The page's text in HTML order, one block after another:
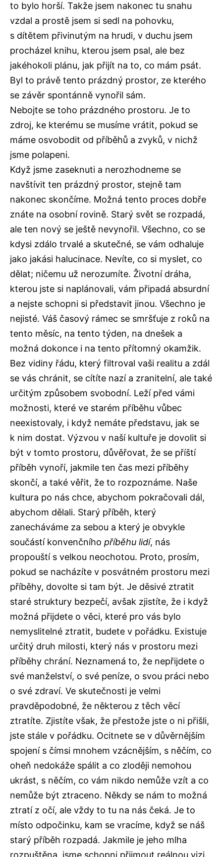
to bylo horší. Takže jsem nakonec tu snahu
vzdal a prostě jsem si sedl na pohovku,
s dítětem přivinutým na hrudi, v duchu jsem
procházel knihu, kterou jsem psal, ale bez
jakéhokoli plánu, jak přijít na to, co mám psát.
Byl to právě tento prázdný prostor, ze kterého
se závěr spontánně vynořil sám.
Nebojte se toho prázdného prostoru. Je to
zdroj, ke kterému se musíme vrátit, pokud se
máme osvobodit od příběhů a zvyků, v nichž
jsme polapeni.
Když jsme zaseknuti a nerozhodneme se
navštívit ten prázdný prostor, stejně tam
nakonec skončíme. Možná tento proces dobře
znáte na osobní rovině. Starý svět se rozpadá,
ale ten nový se ještě nevynořil. Všechno, co se
kdysi zdálo trvalé a skutečné, se vám odhaluje
jako jakási halucinace. Nevíte, co si myslet, co
dělat; ničemu už nerozumíte. Životní dráha,
kterou jste si naplánovali, vám připadá absurdní
a nejste schopni si představit jinou. Všechno je
nejisté. Váš časový rámec se smršťuje z roků na
tento měsíc, na tento týden, na dnešek a
možná dokonce i na tento přítomný okamžik.
Bez vidiny řádu, který filtroval vaši realitu a zdál
se vás chránit, se cítíte nazí a zranitelní, ale také
určitým způsobem svobodní. Leží před vámi
možnosti, které ve starém příběhu vůbec
neexistovaly, i když nemáte představu, jak se
k nim dostat. Výzvou v naší kultuře je dovolit si
být v tomto prostoru, důvěřovat, že se příští
příběh vynoří, jakmile ten čas mezi příběhy
skončí, a také věřit, že to rozpoznáme. Naše
kultura po nás chce, abychom pokračovali dál,
abychom dělali. Starý příběh, který
zanecháváme za sebou a který je obvykle
součástí konvenčního příběhu lidí, nás
propouští s velkou neochotou. Proto, prosím,
pokud se nacházíte v posvátném prostoru mezi
příběhy, dovolte si tam být. Je děsivé ztratit
staré struktury bezpečí, avšak zjistíte, že i když
možná přijdete o věci, které pro vás bylo
nemyslitelné ztratit, budete v pořádku. Existuje
určitý druh milosti, který nás v prostoru mezi
příběhy chrání. Neznamená to, že nepřijdete o
své manželství, o své peníze, o svou práci nebo
o své zdraví. Ve skutečnosti je velmi
pravděpodobné, že některou z těch věcí
ztratíte. Zjistíte však, že přestože jste o ni přišli,
jste stále v pořádku. Ocitnete se v důvěrnějším
spojení s čímsi mnohem vzácnějším, s něčím, co
oheň nedokáže spálit a co zloději nemohou
ukrást, s něčím, co vám nikdo nemůže vzít a co
nemůže být ztraceno. Někdy se nám to možná
ztratí z očí, ale vždy to tu na nás čeká. Je to
místo odpočinku, kam se vracíme, když se náš
starý příběh rozpadá. Jakmile je jeho mlha
rozpuštěna, jsme schopni přijmout reálnou vizi